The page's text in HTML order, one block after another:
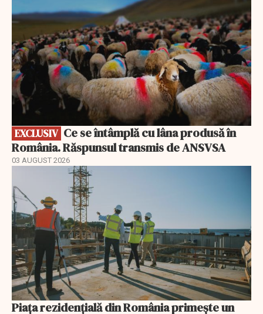
EXCLUSIV
România. Răspunsul transmis de ANSVSA
03 AUGUST 2026
Piața rezidențială din România primește un